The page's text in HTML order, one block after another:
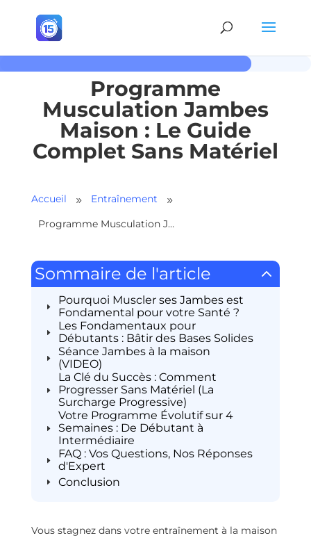
Programme
Musculation Jambes
Maison : Le Guide
Complet Sans Matériel
Accueil 9 Entraînement 9
Programme Musculation Jambes Maison : Le Guide Complet Sans Matériel
Sommaire de l'article 2
Pourquoi Muscler ses Jambes est
Fondamental pour votre Santé ?
Les Fondamentaux pour
Débutants : Bâtir des Bases Solides
Séance Jambes à la maison
(VIDEO)
La Clé du Succès : Comment
Progresser Sans Matériel (La
Surcharge Progressive)
Votre Programme Évolutif sur 4
Semaines : De Débutant à
Intermédiaire
FAQ : Vos Questions, Nos Réponses
d'Expert
Conclusion
Vous stagnez dans votre entraînement à la maison